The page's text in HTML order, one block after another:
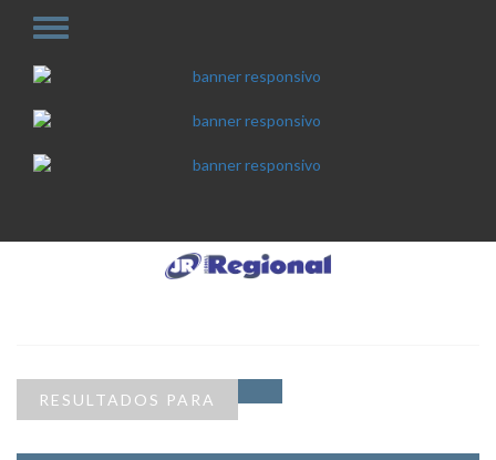
RESULTADOS PARA